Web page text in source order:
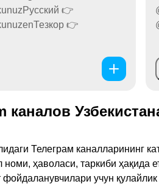
👉
👉
каналов
Телеграм каналларининг
ҳаволаси, таркиби ҳақида
учун